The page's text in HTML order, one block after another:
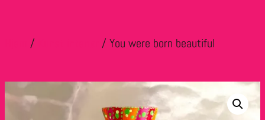
/ / You were born beautiful